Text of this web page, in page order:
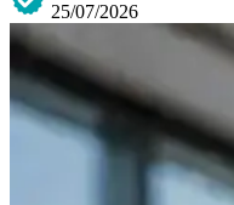
25/07/2026